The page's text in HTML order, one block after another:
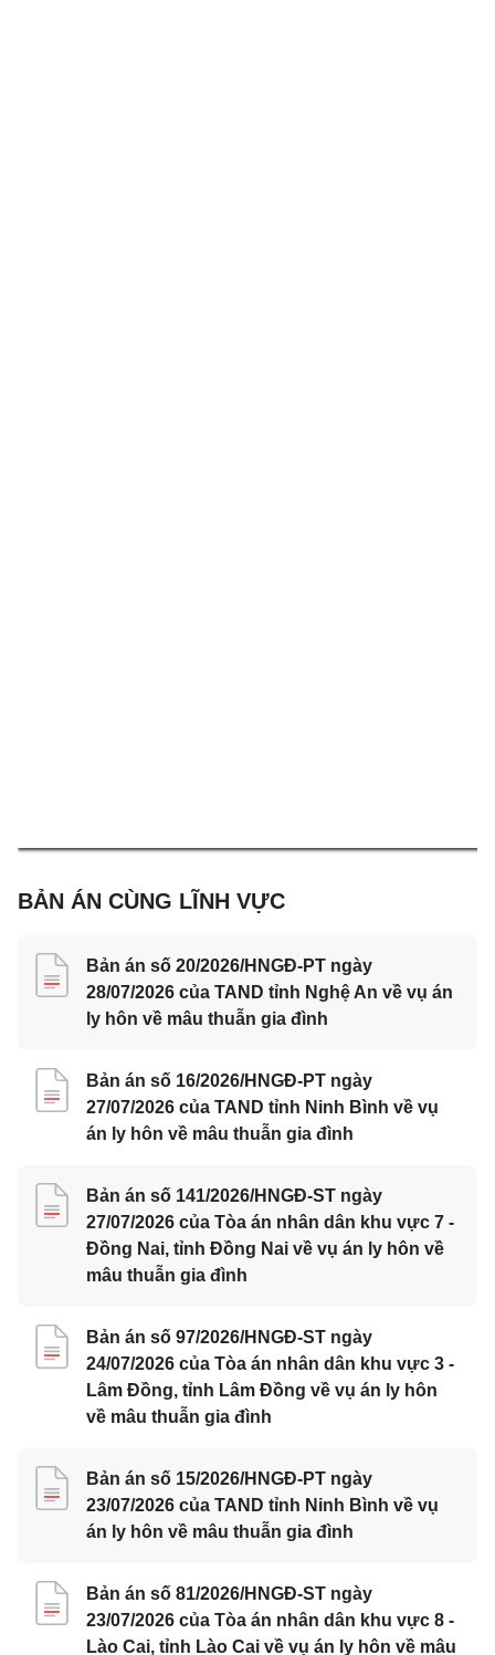
BẢN ÁN CÙNG LĨNH VỰC
Bản án số 20/2026/HNGĐ-PT ngày
28/07/2026 của TAND tỉnh Nghệ An về vụ án
ly hôn về mâu thuẫn gia đình
Bản án số 16/2026/HNGĐ-PT ngày
27/07/2026 của TAND tỉnh Ninh Bình về vụ
án ly hôn về mâu thuẫn gia đình
Bản án số 141/2026/HNGĐ-ST ngày
27/07/2026 của Tòa án nhân dân khu vực 7 -
Đồng Nai, tỉnh Đồng Nai về vụ án ly hôn về
mâu thuẫn gia đình
Bản án số 97/2026/HNGĐ-ST ngày
24/07/2026 của Tòa án nhân dân khu vực 3 -
Lâm Đồng, tỉnh Lâm Đồng về vụ án ly hôn
về mâu thuẫn gia đình
Bản án số 15/2026/HNGĐ-PT ngày
23/07/2026 của TAND tỉnh Ninh Bình về vụ
án ly hôn về mâu thuẫn gia đình
Bản án số 81/2026/HNGĐ-ST ngày
23/07/2026 của Tòa án nhân dân khu vực 8 -
Lào Cai, tỉnh Lào Cai về vụ án ly hôn về mâu